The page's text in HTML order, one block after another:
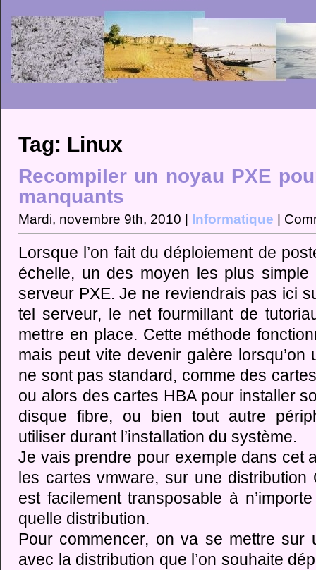
Tag: Linux
Recompiler un noyau PXE
manquants
Mardi, novembre 9th, 2010 | Informatique
Lorsque l’on fait du déploiement de
échelle, un des moyen les plus
serveur PXE. Je ne reviendrais pas ici
tel serveur, le net fourmillant de
mettre en place. Cette méthode
mais peut vite devenir galère lorsqu’on
ne sont pas standard, comme des
ou alors des cartes HBA pour installer
disque fibre, ou bien tout autre
utiliser durant l’installation du système.
Je vais prendre pour exemple dans cet
les cartes vmware, sur une
est facilement transposable à
quelle distribution.
Pour commencer, on va se mettre sur
avec la distribution que l’on souhaite